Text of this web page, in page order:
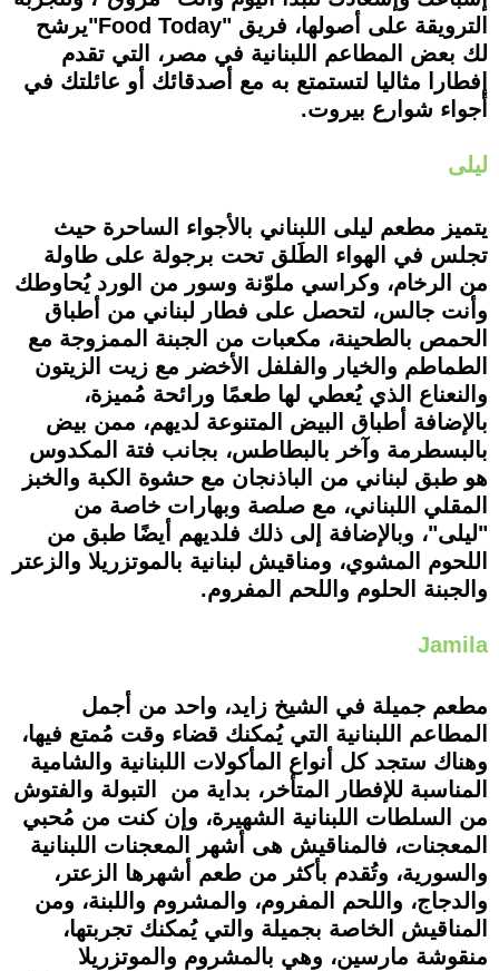
الترويقة على أصولها، فريق "Food Today"يرشح
لك بعض المطاعم اللبنانية في مصر، التي تقدم
إفطارا مثاليا لتستمتع به مع أصدقائك أو عائلتك في
أجواء شوارع بيروت.
ليلى
يتميز مطعم ليلى اللبناني بالأجواء الساحرة حيث
تجلس في الهواء الطَلق تحت برجولة على طاولة
من الرخام، وكراسي ملوّنة وسور من الورد يُحاوطك
وأنت جالس، لتحصل على فطار لبناني من أطباق
الحمص بالطحينة، مكعبات من الجبنة الممزوجة مع
الطماطم والخيار والفلفل الأخضر مع زيت الزيتون
والنعناع الذي يُعطي لها طعمًا ورائحة مُميزة،
بالإضافة أطباق البيض المتنوعة لديهم، ممن بيض
بالبسطرمة وآخر بالبطاطس، بجانب فتة المكدوس
هو طبق لبناني من الباذنجان مع حشوة الكبة والخبز
المقلي اللبناني، مع صلصة وبهارات خاصة من
"ليلى"، وبالإضافة إلى ذلك فلديهم أيضًا طبق من
اللحوم المشوي، ومناقيش لبنانية بالموتزريلا والزعتر
والجبنة الحلوم واللحم المفروم.
Jamila
مطعم جميلة في الشيخ زايد، واحد من أجمل
المطاعم اللبنانية التي يُمكنك قضاء وقت مُمتع فيها،
وهناك ستجد كل أنواع المأكولات اللبنانية والشامية
المناسبة للإفطار المتأخر، بداية من التبولة والفتوش
من السلطات اللبنانية الشهيرة، وإن كنت من مُحبي
المعجنات، فالمناقيش هى أشهر المعجنات اللبنانية
والسورية، وتُقدم بأكثر من طعم أشهرها الزعتر،
والدجاج، واللحم المفروم، والمشروم واللبنة، ومن
المناقيش الخاصة بجميلة والتي يُمكنك تجربتها،
منقوشة مارسين، وهي بالمشروم والموتزريلا